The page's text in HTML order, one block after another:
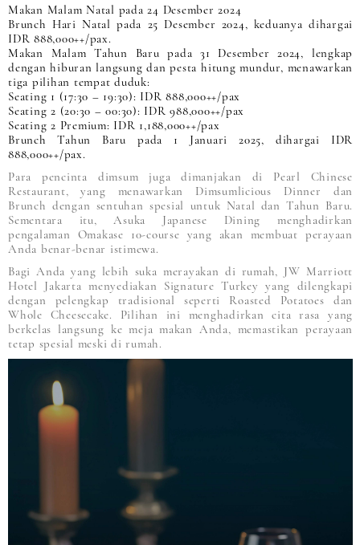
Makan Malam Natal pada 24 Desember 2024
Brunch Hari Natal pada 25 Desember 2024, keduanya dihargai
IDR 888,000++/pax.
Makan Malam Tahun Baru pada 31 Desember 2024, lengkap
dengan hiburan langsung dan pesta hitung mundur, menawarkan
tiga pilihan tempat duduk:
Seating 1 (17:30 – 19:30): IDR 888,000++/pax
Seating 2 (20:30 – 00:30): IDR 988,000++/pax
Seating 2 Premium: IDR 1,188,000++/pax
Brunch Tahun Baru pada 1 Januari 2025, dihargai IDR
888,000++/pax.
Para pencinta dimsum juga dimanjakan di Pearl Chinese
Restaurant, yang menawarkan Dimsumlicious Dinner dan
Brunch dengan sentuhan spesial untuk Natal dan Tahun Baru.
Sementara itu, Asuka Japanese Dining menghadirkan
pengalaman Omakase 10-course yang akan membuat perayaan
Anda benar-benar istimewa.
Bagi Anda yang lebih suka merayakan di rumah, JW Marriott
Hotel Jakarta menyediakan Signature Turkey yang dilengkapi
dengan pelengkap tradisional seperti Roasted Potatoes dan
Whole Cheesecake. Pilihan ini menghadirkan cita rasa yang
berkelas langsung ke meja makan Anda, memastikan perayaan
tetap spesial meski di rumah.